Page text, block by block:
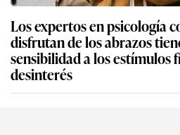
Los expertos en psicología
disfrutan de los abrazos
sensibilidad a los estímulos
desinterés